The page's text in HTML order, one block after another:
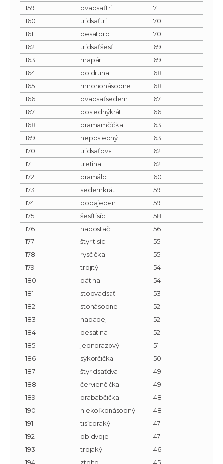
159
dvadsaťtri
71
160
tridsaťtri
70
161
desatoro
70
162
tridsaťšesť
69
163
mapár
69
164
poldruha
68
165
mnohonásobne
68
166
dvadsaťsedem
67
167
poslednýkrát
66
168
pramamčička
63
169
neposledný
63
170
tridsaťdva
62
171
tretina
62
172
pramálo
60
173
sedemkrát
59
174
podajeden
59
175
šesťtisíc
58
176
nadostač
56
177
štyritisíc
55
178
rysčička
55
179
trojitý
54
180
pätina
54
181
stodvadsať
53
182
stonásobne
52
183
habadej
52
184
desatina
52
185
jednorazový
51
186
sýkorčička
50
187
štyridsaťdva
49
188
červienčička
49
189
prababčička
48
190
niekoľkonásobný
48
191
tisícoraký
47
192
obidvoje
47
193
trojaký
46
194
ztoho 45